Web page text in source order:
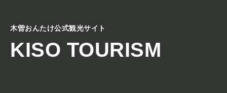
木曽おんたけ公式観光サイト
KISO TOURISM